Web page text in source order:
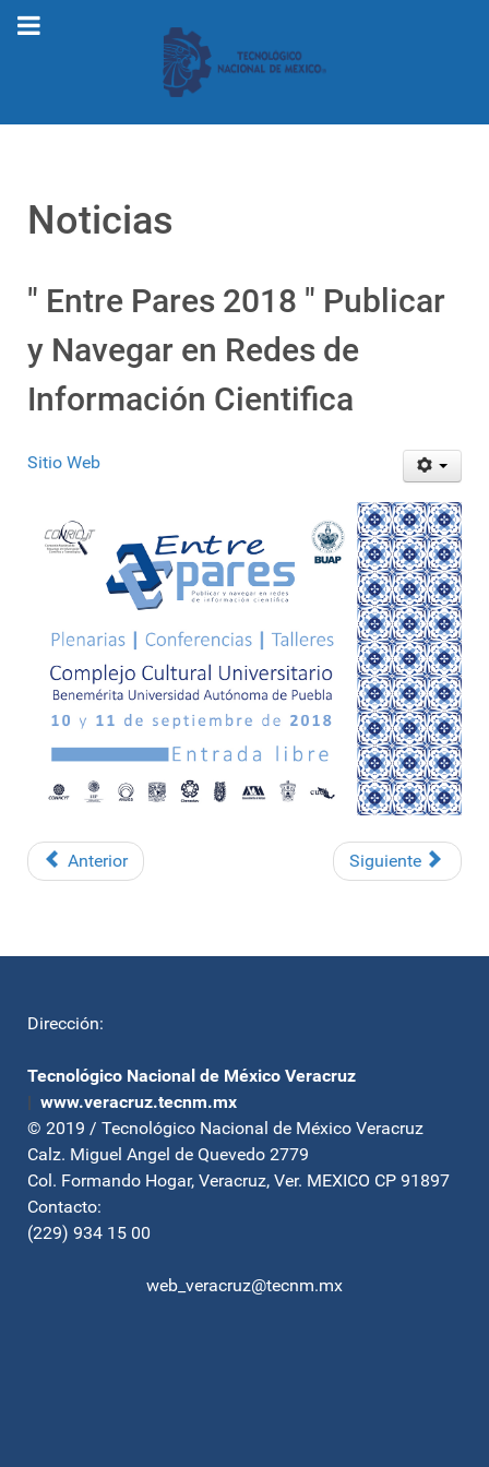
Noticias
" Entre Pares 2018 " Publicar
y Navegar en Redes de
Información Cientifica
Sitio Web
Anterior Siguiente
Dirección:
Tecnológico Nacional de México Veracruz
| www.veracruz.tecnm.mx
© 2019 / Tecnológico Nacional de México Veracruz
Calz. Miguel Angel de Quevedo 2779
Col. Formando Hogar, Veracruz, Ver. MEXICO CP 91897
Contacto:
(229) 934 15 00
web_veracruz@tecnm.mx